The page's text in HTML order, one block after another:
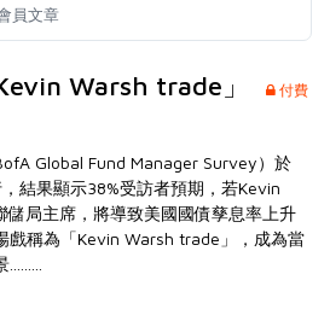
員文章
Warsh trade」
付費
Global Fund Manager Survey）於
結果顯示38%受訪者預期，若Kevin
儲局主席，將導致美國國債孳息率上升
戲稱為「Kevin Warsh trade」，成為當